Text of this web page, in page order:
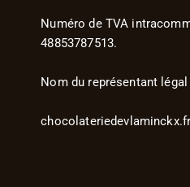
Numéro de TVA
48853787513.
Nom du représentant
chocolateriedevlaminckx.fr